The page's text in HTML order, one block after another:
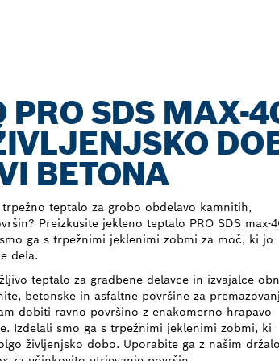
PRO SDS MAX-
BETONA
teptalo za grobo obdelavo kamnitih,
Preizkusite jekleno teptalo PRO SDS max-
ga s trpežnimi jeklenimi zobmi za moč, ki jo
dela.
teptalo za gradbene delavce in izvajalce
betonske in asfaltne površine za
dobiti ravno površino z enakomerno hrapavo
Izdelali smo ga s trpežnimi jeklenimi zobmi, ki
življenjsko dobo. Uporabite ga z našim